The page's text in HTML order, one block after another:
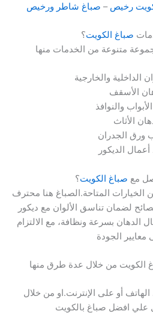
رخيص – صباغ شاطر ورخيص
صباغ الكويت؟
الداخلية والخارجية
الأسقف
والنوافذ
الأثاث
ورق الجدران
أعمال الديكور
مع صباغ الكويت؟
المتاحة.الصباغ هنا محترف
لضمان تناسق الألوان مع ديكور
الدهان بسرعة ونظافة، مع الالتزام
أو على الإنترنت.او من خلال
علي افضل صباغ بالكويت